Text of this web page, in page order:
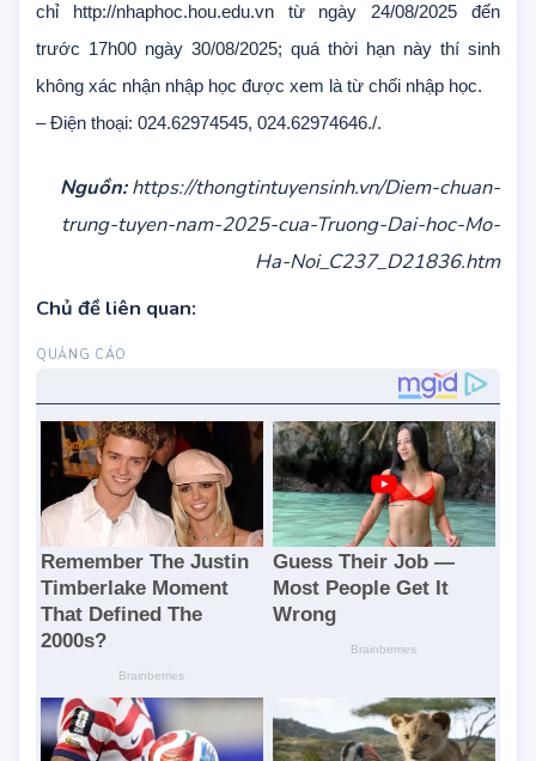
tuyến trên Hệ thống của Trường tại địa
chỉ http://nhaphoc.hou.edu.vn từ ngày 24/08/2025 đến
trước 17h00 ngày 30/08/2025; quá thời hạn này thí sinh
không xác nhận nhập học được xem là từ chối nhập học.
– Điện thoại: 024.62974545, 024.62974646./.
Nguồn:https://thongtintuyensinh.vn/Diem-chuan-
trung-tuyen-nam-2025-cua-Truong-Dai-hoc-Mo-
Chủ đề liên quan: